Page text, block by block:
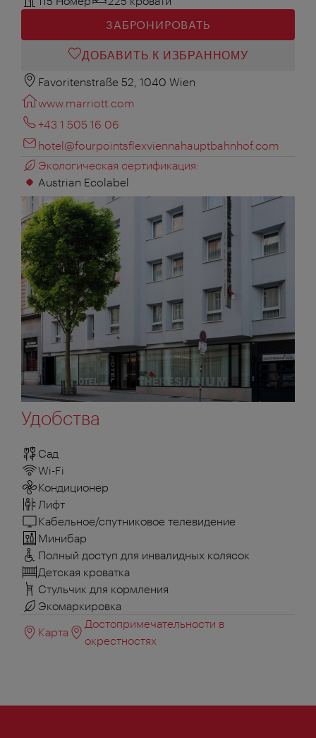
ЗАБРОНИРОВАТЬ
ДОБАВИТЬ К ИЗБРАННОМУ
Favoritenstraße 52, 1040 Wien
www.marriott.com
+43 1 505 16 06
hotel@fourpointsflexviennahauptbahnhof.com
Экологическая сертификация:
Austrian Ecolabel
Удобства
Сад
Wi-Fi
Кондиционер
Лифт
Кабельное/спутниковое телевидение
Минибар
Полный доступ для инвалидных колясок
Детская кроватка
Стульчик для кормления
Экомаркировка
Карта
Достопримечательности в
окрестностях